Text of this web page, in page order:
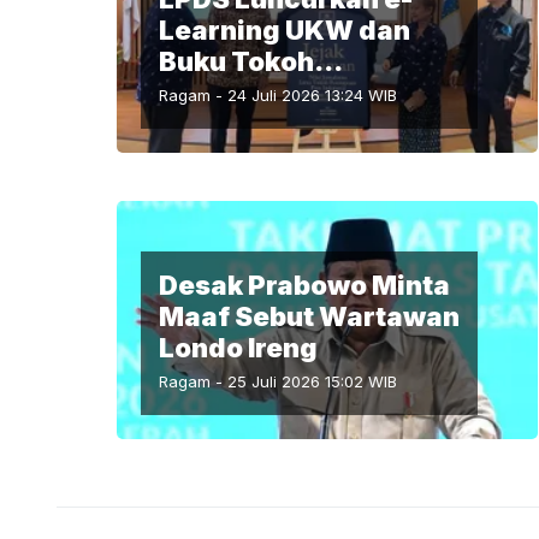
Learning UKW dan
Buku Tokoh
Perempuan Pers
Indonesia
Ragam - 24 Juli 2026 13:24 WIB
Desak Prabowo Minta
Maaf Sebut Wartawan
Londo Ireng
Ragam -25 Juli 2026 15:02WIB